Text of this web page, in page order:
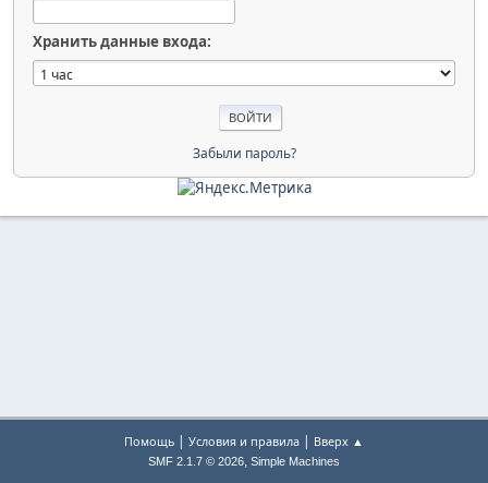
Хранить данные входа:
Забыли пароль?
Помощь | Условия и правила | Вверх ▲
SMF 2.1.7 © 2026, Simple Machines